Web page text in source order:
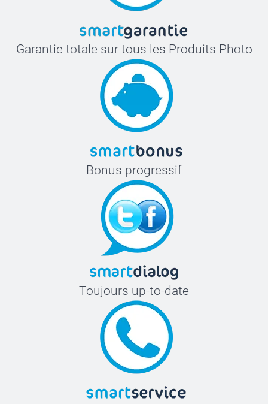
Garantie totale sur tous les Produits Photo
Bonus progressif
Toujours up-to-date